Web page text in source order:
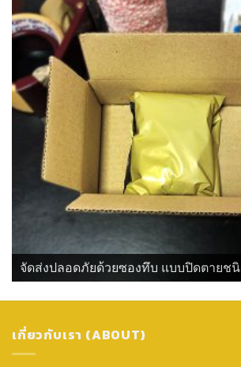
จัดส่งปลอดภัยด้วยซองทึบ แบบปิดตายช
เกี่ยวกับเรา (ABOUT)